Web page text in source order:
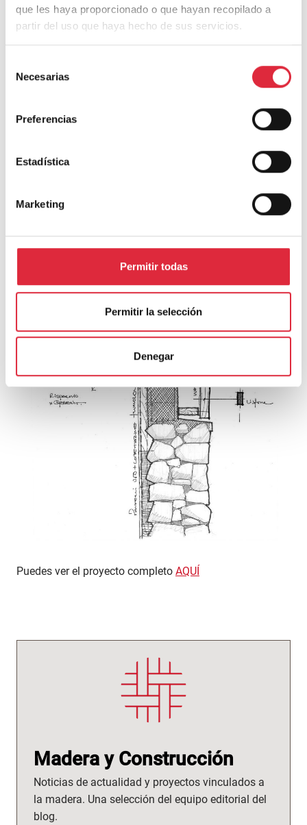
que les haya proporcionado o que hayan recopilado a
partir del uso que haya hecho de sus servicios.
Necesarias
Preferencias
Estadística
Marketing
Permitir todas
Permitir la selección
Denegar
Puedes ver el proyecto completo AQUÍ
Madera y Construcción
Noticias de actualidad y proyectos vinculados a
la madera. Una selección del equipo editorial del
blog.